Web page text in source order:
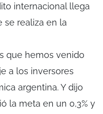
internacional llega
se realiza en la
que hemos venido
a los inversores
argentina. Y dijo
la meta en un 0,3% y